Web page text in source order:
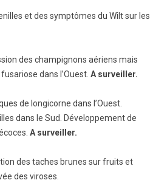
et des symptômes du Wilt sur les
des champignons aériens mais
dans l’Ouest. A surveiller.
de longicorne dans l’Ouest.
dans le Sud. Développement de
A surveiller.
des taches brunes sur fruits et
des viroses.